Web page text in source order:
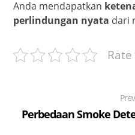
Anda mendapatkan
perlindungan nyata dari
Perbedaan Smoke